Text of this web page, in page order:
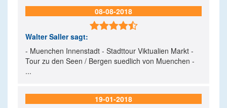
08-08-2018

Walter Sallersagt:
- Muenchen Innenstadt - Stadttour Viktualien Markt -
Tour zu den Seen / Bergen suedlich von Muenchen -
...
19-01-2018